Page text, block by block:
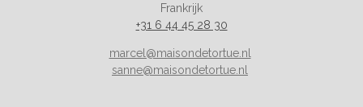
Frankrijk
+31 6 44 45 28 30
marcel@maisondetortue.nl
sanne@maisondetortue.nl